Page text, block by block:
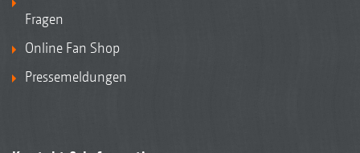
Fragen
Online Fan Shop
Pressemeldungen